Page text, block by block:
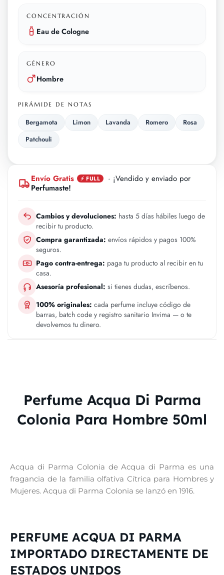
CONCENTRACIÓN
Eau de Cologne
GÉNERO
Hombre
PIRÁMIDE DE NOTAS
Bergamota Limon Lavanda Romero
Rosa
Patchouli
Envío Gratis ⚡ FULL
· ¡Vendido y enviado por
Perfumaste!
Cambios y devoluciones: hasta 5 días hábiles luego de
recibir tu producto.
Compra garantizada: envíos rápidos y pagos 100%
seguros.
Pago contra-entrega: paga tu producto al recibir en tu
casa.
Asesoría profesional: si tienes dudas, escríbenos.
100% originales: cada perfume incluye código de
barras, batch code y registro sanitario Invima — o te
devolvemos tu dinero.
Perfume Acqua Di Parma
Colonia Para Hombre 50ml
Acqua di Parma Colonia de Acqua di Parma es una
fragancia de la familia olfativa Cítrica para Hombres y
Mujeres. Acqua di Parma Colonia se lanzó en 1916.
PERFUME ACQUA DI PARMA
IMPORTADO DIRECTAMENTE DE
ESTADOS UNIDOS